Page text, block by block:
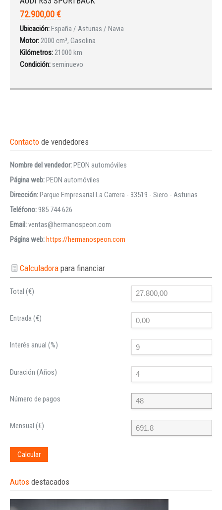
72.900,00 €
Ubicación:España / Asturias / Navia
Motor:2000 cm³, Gasolina
Kilómetros:21000 km
Condición: seminuevo
Contacto de vendedores
Nombre del vendedor:PEON automóviles
Página web:PEON automóviles
Dirección:Parque Empresarial La Carrera - 33519 - Siero - Asturias
Teléfono:985 744 626
Email:ventas@hermanospeon.com
Página web:https://hermanospeon.com
Calculadorapara financiar
Total (€)
Entrada (€)
Interés anual (%)
Duración (Años)
Número de pagos
Mensual (€)
Calcular
Autos destacados